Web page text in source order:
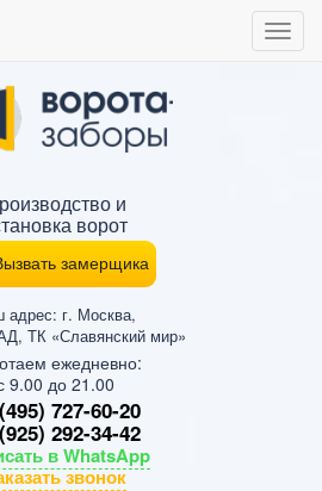
и
ворот
замерщика
адрес: г. Москва,
ТК «Славянский мир»
ежедневно:
9.00 до 21.00
727-60-20
292-34-42
в WhatsApp
звонок